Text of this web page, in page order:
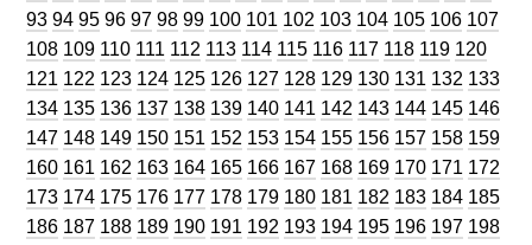
93 Trang
94 Trang
95 Trang
96 Trang
97 Trang
98 Trang
99 Trang
100 Trang
101 Trang
102 Trang
103 Trang
104 Trang
105 Trang
106 Trang
107
108 Trang
109 Trang
110 Trang
111 Trang
112 Trang
113 Trang
114 Trang
115 Trang
116 Trang
117 Trang
118 Trang
119 Trang
120
121 Trang
122 Trang
123 Trang
124 Trang
125 Trang
126 Trang
127 Trang
128 Trang
129 Trang
130 Trang
131 Trang
132 Trang
133
134 Trang
135 Trang
136 Trang
137 Trang
138 Trang
139 Trang
140 Trang
141 Trang
142 Trang
143 Trang
144 Trang
145 Trang
146
147 Trang
148 Trang
149 Trang
150 Trang
151 Trang
152 Trang
153 Trang
154 Trang
155 Trang
156 Trang
157 Trang
158 Trang
159
160 Trang
161 Trang
162 Trang
163 Trang
164 Trang
165 Trang
166 Trang
167 Trang
168 Trang
169 Trang
170 Trang
171 Trang
172
173 Trang
174 Trang
175 Trang
176 Trang
177 Trang
178 Trang
179 Trang
180 Trang
181 Trang
182 Trang
183 Trang
184 Trang
185
186 Trang
187 Trang
188 Trang
189 Trang
190 Trang
191 Trang
192 Trang
193 Trang
194 Trang
195 Trang
196 Trang
197 Trang
198